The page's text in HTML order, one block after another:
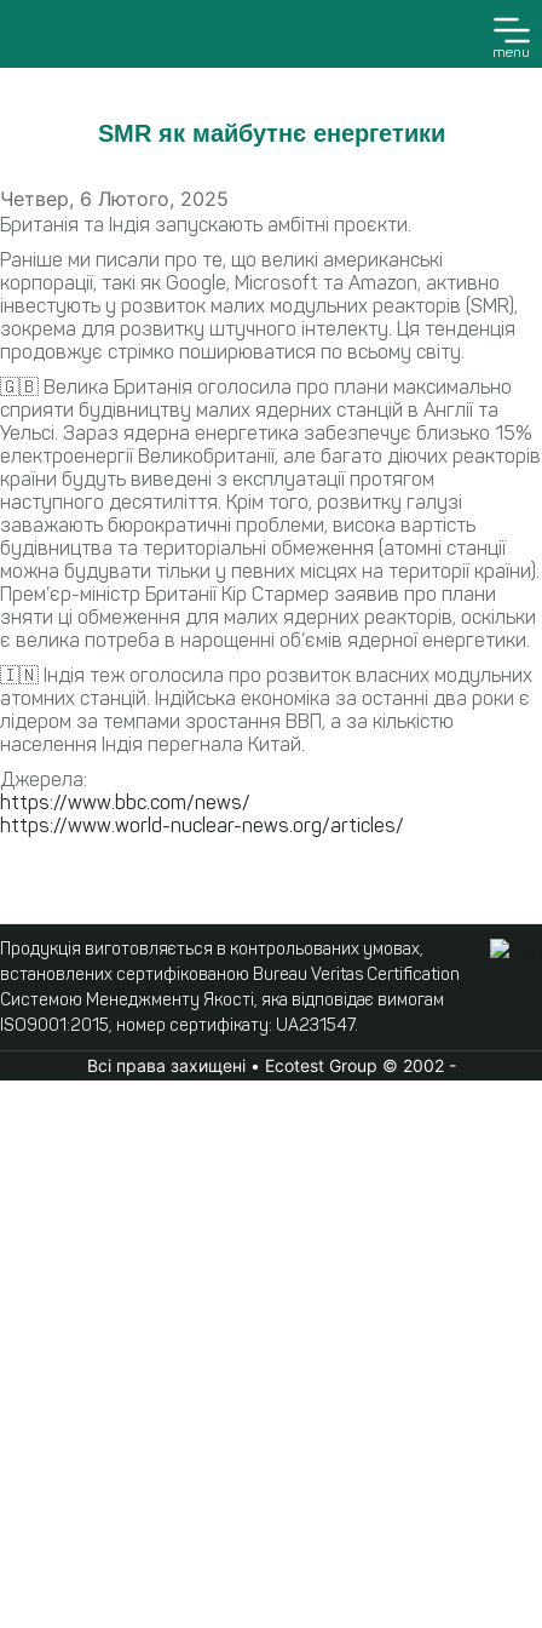
menu
SMR як майбутнє енергетики
Четвер, 6 Лютого, 2025
Британія та Індія запускають амбітні проєкти.
Раніше ми писали про те, що великі американські
корпорації, такі як Google, Microsoft та Amazon, активно
інвестують у розвиток малих модульних реакторів (SMR),
зокрема для розвитку штучного інтелекту. Ця тенденція
продовжує стрімко поширюватися по всьому світу.
🇬🇧 Велика Британія оголосила про плани максимально
сприяти будівництву малих ядерних станцій в Англії та
Уельсі. Зараз ядерна енергетика забезпечує близько 15%
електроенергії Великобританії, але багато діючих реакторів
країни будуть виведені з експлуатації протягом
наступного десятиліття. Крім того, розвитку галузі
заважають бюрократичні проблеми, висока вартість
будівництва та територіальні обмеження (атомні станції
можна будувати тільки у певних місцях на території країни).
Прем’єр-міністр Британії Кір Стармер заявив про плани
зняти ці обмеження для малих ядерних реакторів, оскільки
є велика потреба в нарощенні об’ємів ядерної енергетики.
🇮🇳 Індія теж оголосила про розвиток власних модульних
атомних станцій. Індійська економіка за останні два роки є
лідером за темпами зростання ВВП, а за кількістю
населення Індія перегнала Китай.
Джерела:
https://www.bbc.com/news/
https://www.world-nuclear-news.org/articles/
Продукція виготовляється в контрольованих умовах,
встановлених сертифікованою Bureau Veritas Certification
Системою Менеджменту Якості, яка відповідає вимогам
ISO9001:2015, номер сертифікату: UA231547.
Всі права захищені • Ecotest Group © 2002 -